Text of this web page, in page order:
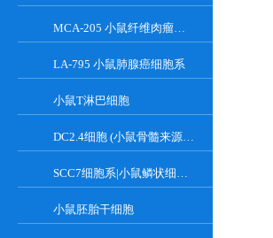
MCA-205 小鼠纤维肉瘤细胞系
LA-795 小鼠肺腺癌细胞系
小鼠T淋巴细胞
DC2.4细胞 (小鼠骨髓来源树突状细胞)
SCC7细胞系|小鼠鳞状细胞癌细胞
小鼠胚胎干细胞